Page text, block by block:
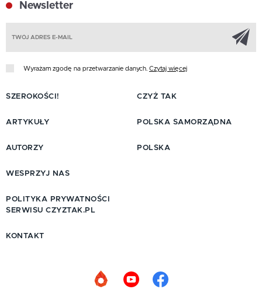
Newsletter
Wyrażam zgodę na przetwarzanie danych. Czytaj więcej
SZEROKOŚCI!
ARTYKUŁY
AUTORZY
CZYŻ TAK
POLSKA SAMORZĄDNA
POLSKA
WESPRZYJ NAS
POLITYKA PRYWATNOŚCI
SERWISU CZYZTAK.PL
KONTAKT